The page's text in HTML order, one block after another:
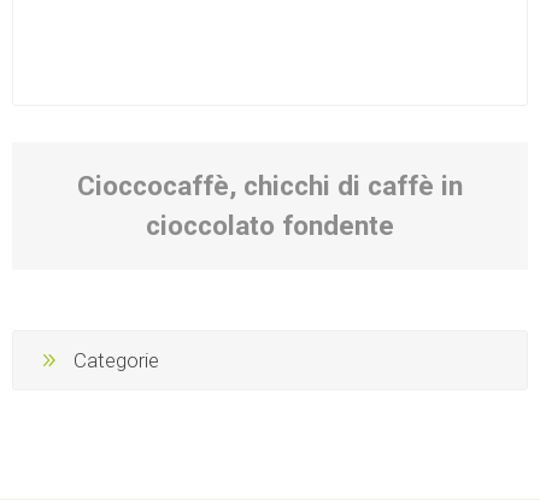
Cioccocaffè, chicchi di caffè in
cioccolato fondente
Categorie